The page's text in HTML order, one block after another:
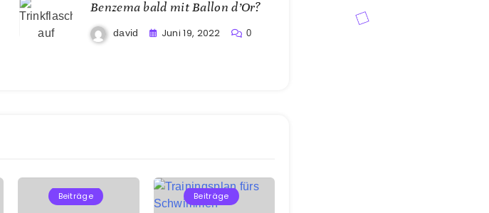
Benzema bald mit Ballon d’Or?
david Juni 19, 2022 0
Beiträge Beiträge